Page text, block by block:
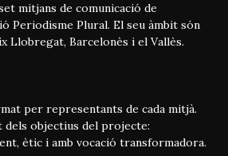
mitjans de comunicació de
Periodisme Plural. El seu àmbit són
Llobregat, Barcelonès i el Vallès.
per representants de cada mitjà.
dels objectius del projecte:
ètic i amb vocació transformadora.